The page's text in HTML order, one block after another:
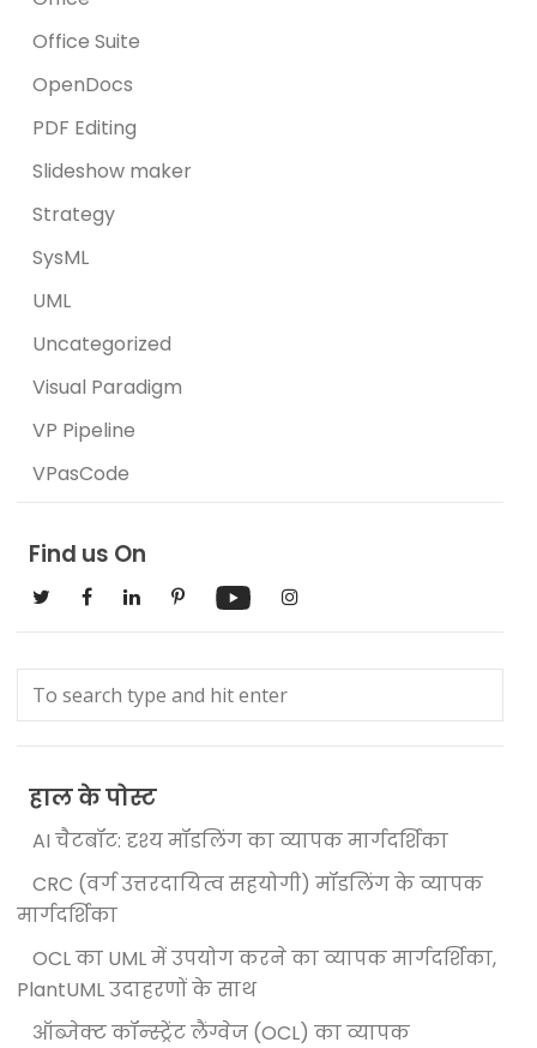
Office Suite
OpenDocs
PDF Editing
Slideshow maker
Strategy
SysML
UML
Uncategorized
Visual Paradigm
VP Pipeline
VPasCode
Find us On
हाल के पोस्ट
AI चैटबॉट: दृश्य मॉडलिंग का व्यापक मार्गदर्शिका
CRC (वर्ग उत्तरदायित्व सहयोगी) मॉडलिंग के व्यापक
मार्गदर्शिका
OCL का UML में उपयोग करने का व्यापक मार्गदर्शिका,
PlantUML उदाहरणों के साथ
ऑब्जेक्ट कॉन्स्ट्रेंट लैंग्वेज (OCL) का व्यापक